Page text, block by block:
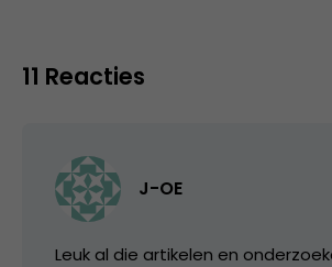
11 Reacties
J-OE
Leuk al die artikelen en